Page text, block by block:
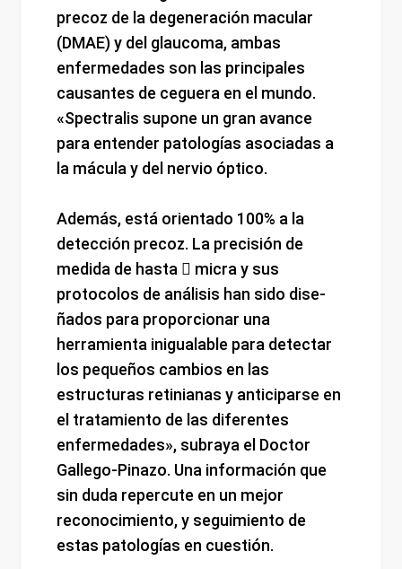
precoz de la degeneración macular
(DMAE) y del glaucoma, ambas
enfermedades son las principales
causantes de ceguera en el mundo.
«Spectralis supone un gran avance
para entender patologías asociadas a
la mácula y del nervio óptico.
Además, está orientado 100% a la
detección precoz. La precisión de
medida de hasta  micra y sus
protocolos de análisis han sido dise-
ñados para proporcionar una
herramienta inigualable para detectar
los pequeños cambios en las
estructuras retinianas y anticiparse en
el tratamiento de las diferentes
enfermedades», subraya el Doctor
Gallego-Pinazo. Una información que
sin duda repercute en un mejor
reconocimiento, y seguimiento de
estas patologías en cuestión.